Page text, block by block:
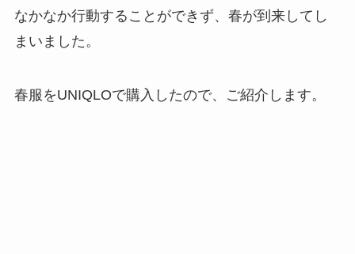
なかなか行動することができず、春が到来してし
まいました。
春服をUNIQLOで購入したので、ご紹介します。